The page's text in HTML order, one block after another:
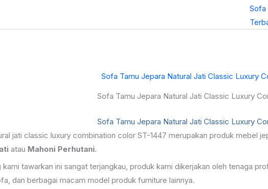
Sofa
Sofa Tamu Jepara Natural Jati Classic Luxury
Sofa Tamu Jepara Natural Jati Classic Luxury
jati classic luxury combination color ST-1447 merupakan produk mebel
atau Mahoni Perhutani.
tawarkan ini sangat terjangkau, produk kami dikerjakan oleh tenaga
dan berbagai macam model produk furniture lainnya.